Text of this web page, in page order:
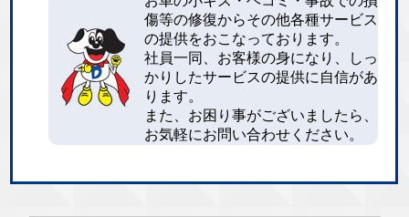
傷等の修復からその他各種サービス
の提供をおこなっております。
社員一同、お客様の身になり、しっ
かりしたサービスの提供に自信があ
ります。
また、お困り事がございましたら、
お気軽にお問い合わせください。